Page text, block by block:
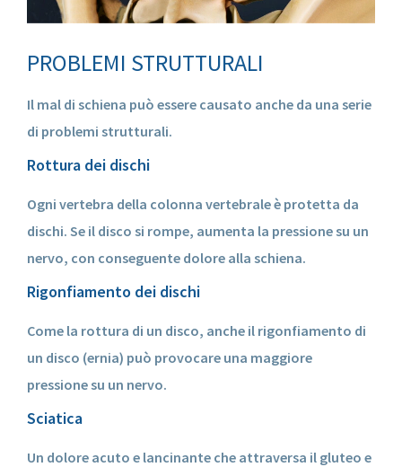
PROBLEMI STRUTTURALI
Il mal di schiena può essere causato anche da una serie
di problemi strutturali.
Rottura dei dischi
Ogni vertebra della colonna vertebrale è protetta da
dischi. Se il disco si rompe, aumenta la pressione su un
nervo, con conseguente dolore alla schiena.
Rigonfiamento dei dischi
Come la rottura di un disco, anche il rigonfiamento di
un disco (ernia) può provocare una maggiore
pressione su un nervo.
Sciatica
Un dolore acuto e lancinante che attraversa il gluteo e